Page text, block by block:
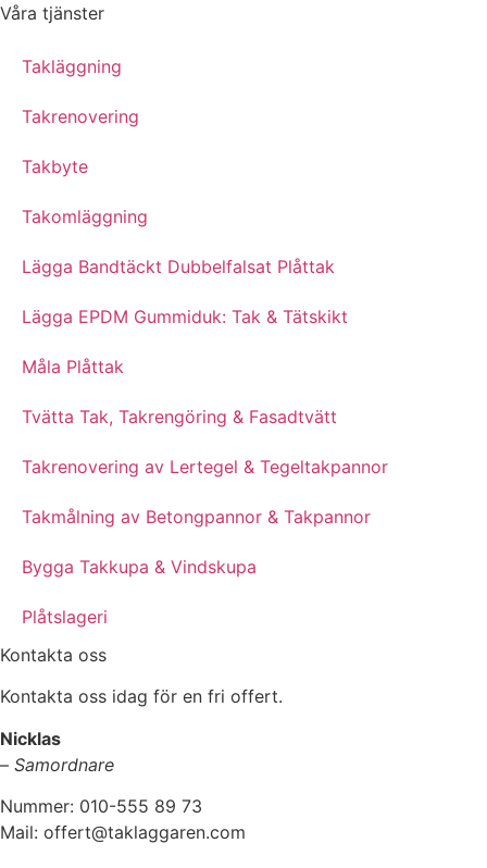
Våra tjänster
Takläggning
Takrenovering
Takbyte
Takomläggning
Lägga Bandtäckt Dubbelfalsat Plåttak
Lägga EPDM Gummiduk: Tak & Tätskikt
Måla Plåttak
Tvätta Tak, Takrengöring & Fasadtvätt
Takrenovering av Lertegel & Tegeltakpannor
Takmålning av Betongpannor & Takpannor
Bygga Takkupa & Vindskupa
Plåtslageri
Kontakta oss
Kontakta oss idag för en fri offert.
Nicklas
– Samordnare
Nummer: 010-555 89 73
Mail: offert@taklaggaren.com